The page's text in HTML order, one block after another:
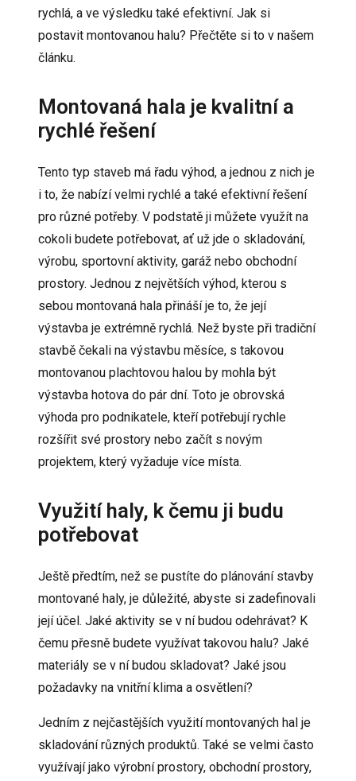
rychlá, a ve výsledku také efektivní. Jak si
postavit montovanou halu? Přečtěte si to v našem
článku.
Montovaná hala je kvalitní a
rychlé řešení
Tento typ staveb má řadu výhod, a jednou z nich je
i to, že nabízí velmi rychlé a také efektivní řešení
pro různé potřeby. V podstatě ji můžete využít na
cokoli budete potřebovat, ať už jde o skladování,
výrobu, sportovní aktivity, garáž nebo obchodní
prostory. Jednou z největších výhod, kterou s
sebou montovaná hala přináší je to, že její
výstavba je extrémně rychlá. Než byste při tradiční
stavbě čekali na výstavbu měsíce, s takovou
montovanou plachtovou halou by mohla být
výstavba hotova do pár dní. Toto je obrovská
výhoda pro podnikatele, kteří potřebují rychle
rozšířit své prostory nebo začít s novým
projektem, který vyžaduje více místa.
Využití haly, k čemu ji budu
potřebovat
Ještě předtím, než se pustíte do plánování stavby
montované haly, je důležité, abyste si zadefinovali
její účel. Jaké aktivity se v ní budou odehrávat? K
čemu přesně budete využívat takovou halu? Jaké
materiály se v ní budou skladovat? Jaké jsou
požadavky na vnitřní klima a osvětlení?
Jedním z nejčastějších využití montovaných hal je
skladování různých produktů. Také se velmi často
využívají jako výrobní prostory, obchodní prostory,